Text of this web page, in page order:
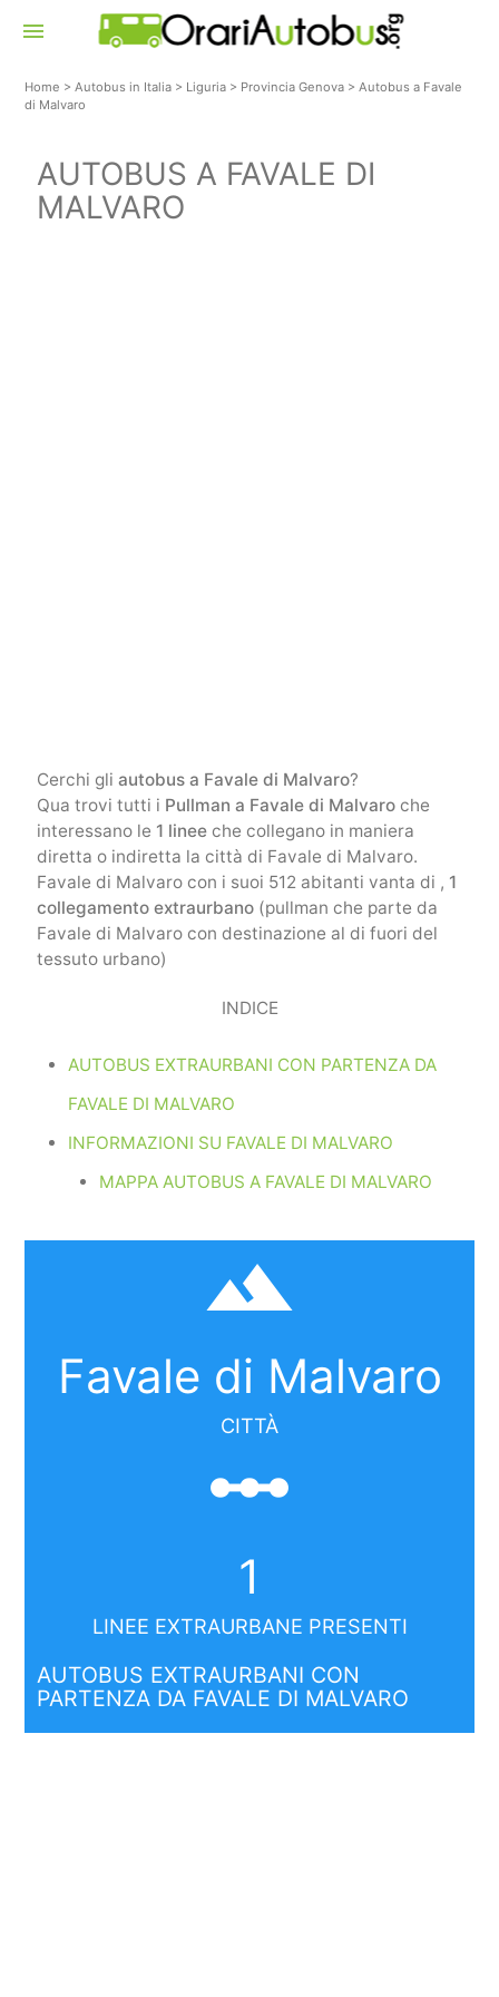
menu
Home >Autobus in Italia > Liguria > Provincia Genova >Autobus a Favale
di Malvaro
AUTOBUS A FAVALE DI
MALVARO
Cerchi gli autobus a Favale di Malvaro?
Qua trovi tutti i Pullman a Favale di Malvaroche
interessano le 1 lineeche collegano in maniera
diretta o indiretta la città di Favale di Malvaro.
Favale di Malvaro con i suoi 512 abitanti vanta di , 1
collegamento extraurbano(pullman che parte da
Favale di Malvaro con destinazione al di fuori del
tessuto urbano)
INDICE
AUTOBUS EXTRAURBANI CON PARTENZA DA
FAVALE DI MALVARO
INFORMAZIONI SU FAVALE DI MALVARO
MAPPA AUTOBUS A FAVALE DI MALVARO
filter_hdr
Favale di Malvaro
CITTÀ
linear_scale
1
LINEE EXTRAURBANE PRESENTI
AUTOBUS EXTRAURBANI CON
PARTENZA DA FAVALE DI MALVARO